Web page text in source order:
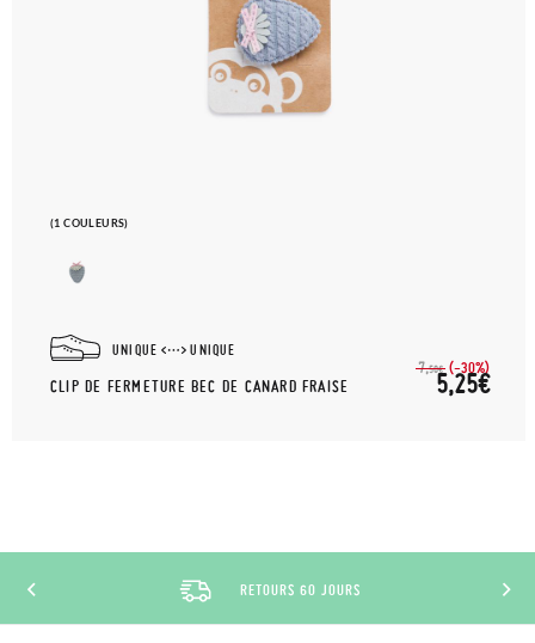
(1 COULEURS)
UNIQUE UNIQUE
CLIP DE FERMETURE BEC DE CANARD FRAISE
7,50€ (-30%)
5,25€
RETOURS 60 JOURS